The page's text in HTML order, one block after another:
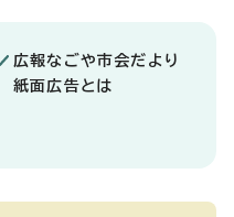
広報なごや市会だより
紙面広告とは